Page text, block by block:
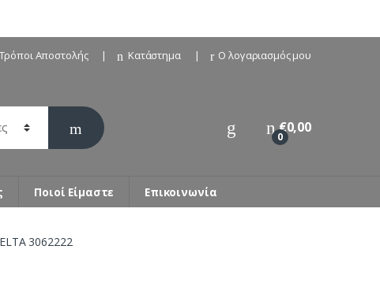
Τρόποι Αποστολής Κατάστημα Ο λογαριασμός μου
0
€0,00
Ποιοί Είμαστε Επικοινωνία
3062222